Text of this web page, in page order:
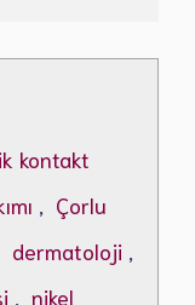
kontakt
, Çorlu
dermatoloji ,
, nikel